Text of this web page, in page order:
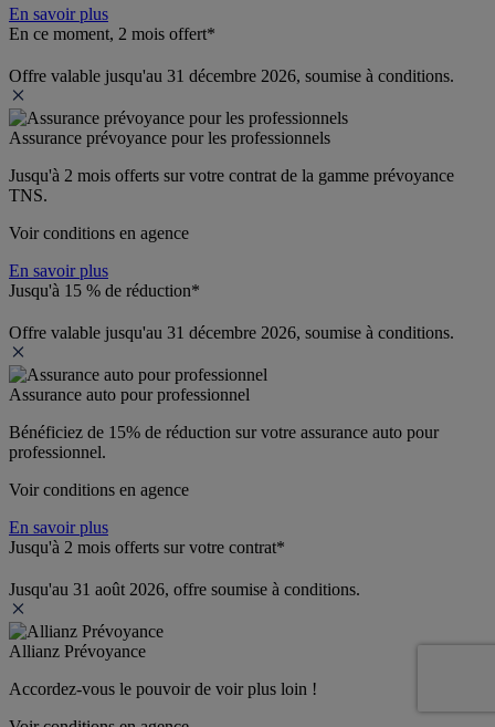
En savoir plus
En ce moment, 2 mois offert*
Offre valable jusqu'au 31 décembre 2026, soumise à conditions.
Assurance prévoyance pour les professionnels
Jusqu'à 2 mois offerts sur votre contrat de la gamme prévoyance
TNS.
Voir conditions en agence
En savoir plus
Jusqu'à 15 % de réduction*
Offre valable jusqu'au 31 décembre 2026, soumise à conditions.
Assurance auto pour professionnel
Bénéficiez de 15% de réduction sur votre assurance auto pour
professionnel.
Voir conditions en agence
En savoir plus
Jusqu'à 2 mois offerts sur votre contrat*
Jusqu'au 31 août 2026, offre soumise à conditions.
Allianz Prévoyance
Accordez-vous le pouvoir de voir plus loin !